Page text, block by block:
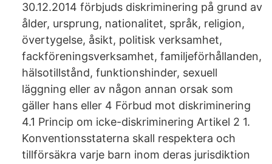
30.12.2014 förbjuds diskriminering på grund av
ålder, ursprung, nationalitet, språk, religion,
övertygelse, åsikt, politisk verksamhet,
fackföreningsverksamhet, familjeförhållanden,
hälsotillstånd, funktionshinder, sexuell
läggning eller av någon annan orsak som
gäller hans eller 4 Förbud mot diskriminering
4.1 Princip om icke-diskriminering Artikel 2 1.
Konventionsstaterna skall respektera och
tillförsäkra varje barn inom deras jurisdiktion